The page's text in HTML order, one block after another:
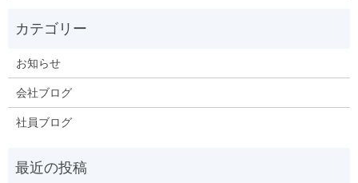
お知らせ
会社ブログ
社員ブログ